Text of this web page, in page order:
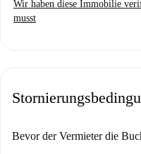
Wir haben diese Immobilie
musst
Bevor der Vermieter die